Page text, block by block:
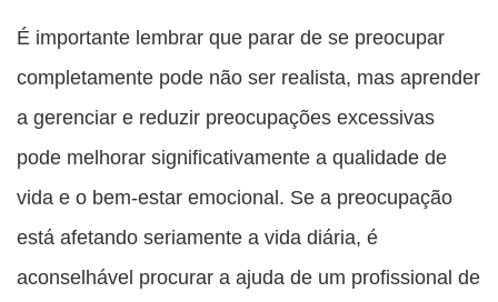
É importante lembrar que parar de se preocupar
completamente pode não ser realista, mas aprender
a gerenciar e reduzir preocupações excessivas
pode melhorar significativamente a qualidade de
vida e o bem-estar emocional. Se a preocupação
está afetando seriamente a vida diária, é
aconselhável procurar a ajuda de um profissional de